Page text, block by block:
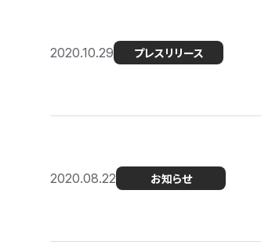
2020.10.29 プレスリリース
2020.08.22 お知らせ